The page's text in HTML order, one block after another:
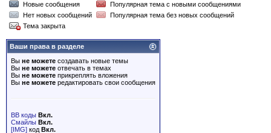
Новые сообщения
Популярная тема с новыми сообщениями
Нет новых сообщений
Популярная тема без новых сообщений
Тема закрыта
Ваши права в разделе
Вы не можете создавать новые темы
Вы не можете отвечать в темах
Вы не можете прикреплять вложения
Вы не можете редактировать свои сообщения
BB коды Вкл.
Смайлы Вкл.
[IMG] код Вкл.